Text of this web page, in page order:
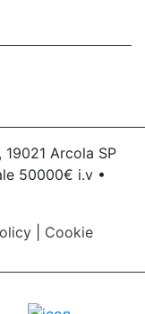
19021 Arcola SP
50000€ i.v •
Cookie